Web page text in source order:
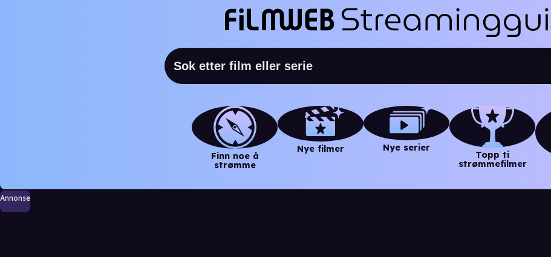
Finn noe å
strømme
Nye filmer Nye serier
Topp ti
strømmefilmer
Annonse